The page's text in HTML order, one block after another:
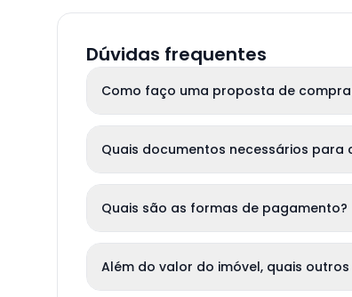
Dúvidas frequentes
Como faço uma proposta de
Quais documentos necessários para
Quais são as formas de pagamento?
Além do valor do imóvel, quais